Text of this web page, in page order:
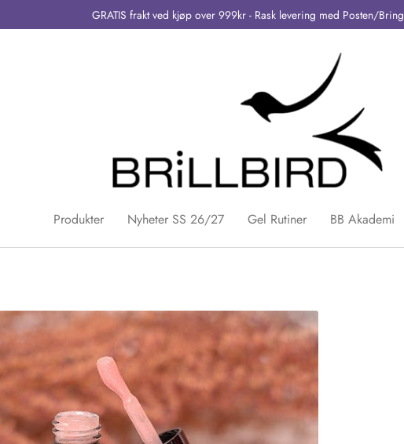
GRATIS frakt ved kjøp over 999kr - Rask levering med Posten/Bring
Produkter Nyheter SS 26/27 Gel Rutiner BB Akademi